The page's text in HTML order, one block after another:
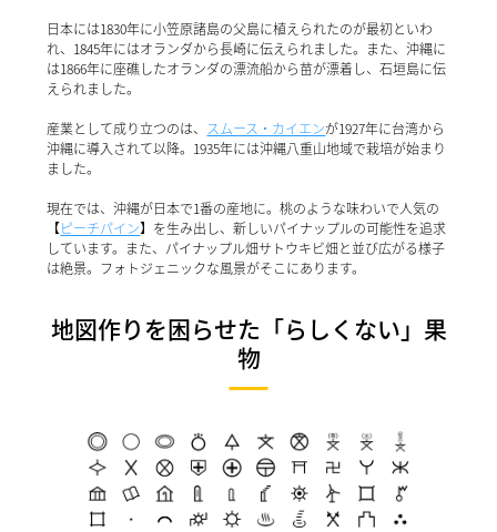
日本には1830年に小笠原諸島の父島に植えられたのが最初といわ
れ、1845年にはオランダから長崎に伝えられました。また、沖縄に
は1866年に座礁したオランダの漂流船から苗が漂着し、石垣島に伝
えられました。
産業として成り立つのは、 スムース・カイエンが1927年に台湾から
沖縄に導入されて以降。1935年には沖縄八重山地域で栽培が始まり
ました。
現在では、沖縄が日本で1番の産地に。桃のような味わいで人気の
【ピーチパイン】を生み出し、新しいパイナップルの可能性を追求
しています。また、パイナップル畑サトウキビ畑と並び広がる様子
は絶景。フォトジェニックな風景がそこにあります。
地図作りを困らせた「らしくない」果
物